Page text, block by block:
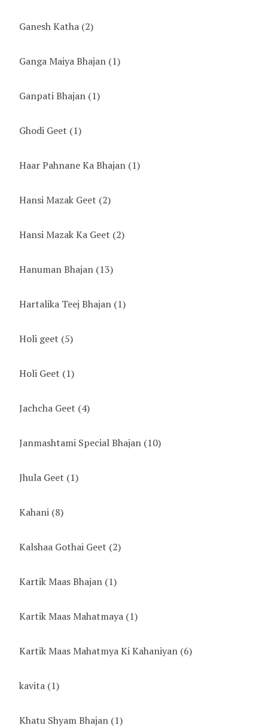
Ganesh Katha (2)
Ganga Maiya Bhajan (1)
Ganpati Bhajan (1)
Ghodi Geet (1)
Haar Pahnane Ka Bhajan (1)
Hansi Mazak Geet (2)
Hansi Mazak Ka Geet (2)
Hanuman Bhajan (13)
Hartalika Teej Bhajan (1)
Holi geet (5)
Holi Geet (1)
Jachcha Geet (4)
Janmashtami Special Bhajan (10)
Jhula Geet (1)
Kahani (8)
Kalshaa Gothai Geet (2)
Kartik Maas Bhajan (1)
Kartik Maas Mahatmaya (1)
Kartik Maas Mahatmya Ki Kahaniyan (6)
kavita (1)
Khatu Shyam Bhajan (1)